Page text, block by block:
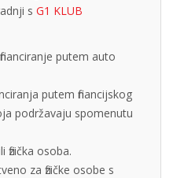
s G1 KLUB
putem auto
putem financijskog
podržavaju spomenutu
fizička osoba.
za fizičke osobe s